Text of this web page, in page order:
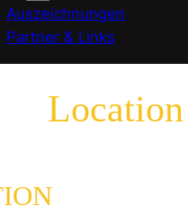
Auszeichnungen
Partner & Links
Location